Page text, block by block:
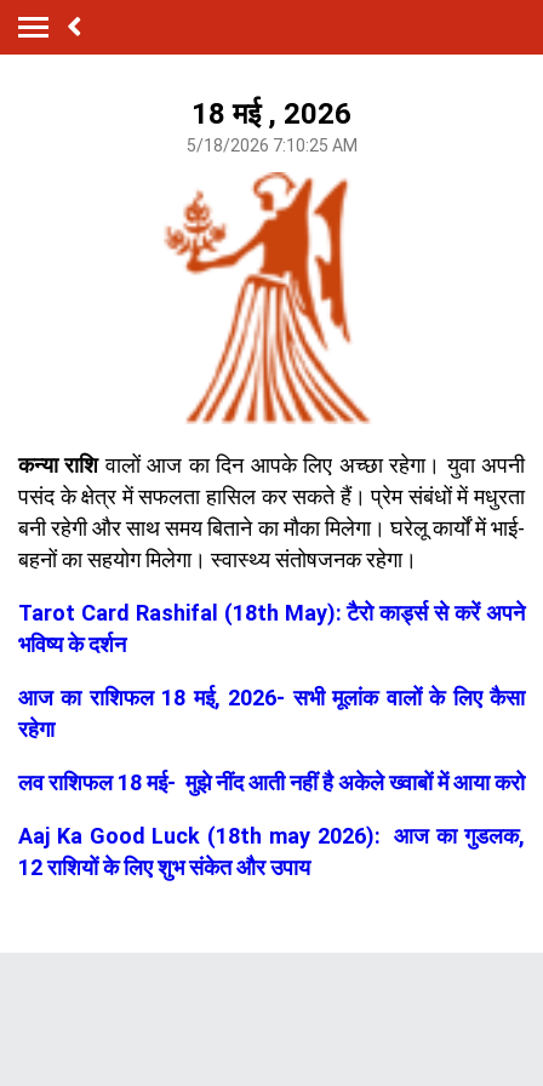
18 मई , 2026
5/18/2026 7:10:25 AM
कन्या राशिवालों आज का दिन आपके लिए अच्छा रहेगा। युवा अपनी
पसंद के क्षेत्र में सफलता हासिल कर सकते हैं। प्रेम संबंधों में मधुरता
बनी रहेगी और साथ समय बिताने का मौका मिलेगा। घरेलू कार्यों में भाई-
बहनों का सहयोग मिलेगा। स्वास्थ्य संतोषजनक रहेगा।
Tarot Card Rashifal (18th May): टैरो कार्ड्स से करें अपने
भविष्य के दर्शन
आज का राशिफल 18 मई, 2026- सभी मूलांक वालों के लिए कैसा
रहेगा
लव राशिफल 18 मई- मुझे नींद आती नहीं है अकेले ख्वाबों में आया करो
Aaj Ka Good Luck (18th may 2026): आज का गुडलक,
12 राशियों के लिए शुभ संकेत और उपाय